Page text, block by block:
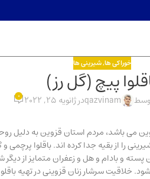
خوراکی ها,شیرینی ها
پیچ (گل رز)
qazvinamدر ژانویه 25, 2022 0
می باشد، مردم استان قزوین به
را از بقیه جدا کرده اند. باقلوا
پسته و بادام و هل و زعفران متمایز از
سرشار زنان قزوینی در تهیه